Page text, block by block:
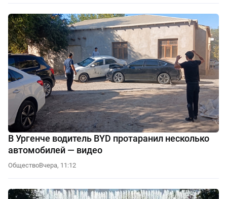
В Ургенче водитель BYD протаранил несколько
автомобилей — видео
ОбществоВчера, 11:12